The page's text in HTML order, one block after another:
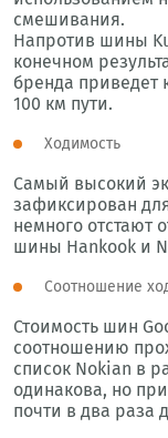
смешивания.
Напротив шины
конечном
бренда приведет
100 км пути.
Ходимость
Самый высокий
зафиксирован
немного отстают
шины Hankook и
Соотношение
Стоимость шин
соотношению
список Nokian в
одинакова, но
почти в два раза